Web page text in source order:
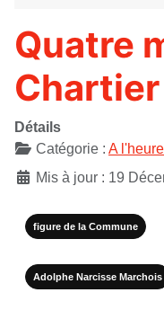
Quatre
Chartier
Détails
Catégorie : A
Mis à jour : 19
figure de la Commune
Adolphe Narcisse Marchois